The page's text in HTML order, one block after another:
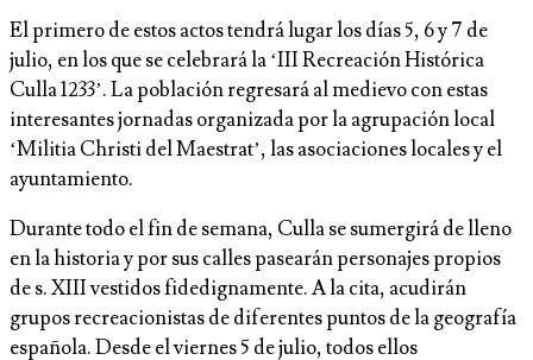
El primero de estos actos tendrá lugar los días 5, 6 y 7 de
julio, en los que se celebrará la ‘III Recreación Histórica
Culla 1233’. La población regresará al medievo con estas
interesantes jornadas organizada por la agrupación local
‘Militia Christi del Maestrat’, las asociaciones locales y el
ayuntamiento.
Durante todo el fin de semana, Culla se sumergirá de lleno
en la historia y por sus calles pasearán personajes propios
de s. XIII vestidos fidedignamente. A la cita, acudirán
grupos recreacionistas de diferentes puntos de la geografía
española. Desde el viernes 5 de julio, todos ellos